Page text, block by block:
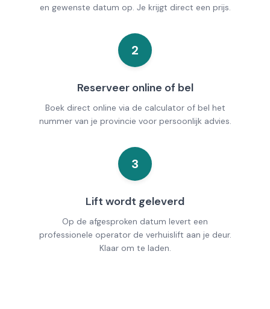
en gewenste datum op. Je krijgt direct een prijs.
2
Reserveer online of bel
Boek direct online via de calculator of bel het
nummer van je provincie voor persoonlijk advies.
3
Lift wordt geleverd
Op de afgesproken datum levert een
professionele operator de verhuislift aan je deur.
Klaar om te laden.